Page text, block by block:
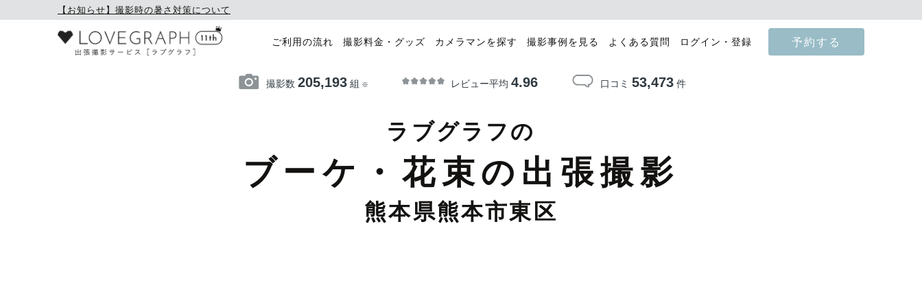
【お知らせ】撮影時の暑さ対策について
ご利用の流れ 撮影料金・グッズ カメラマンを探す 撮影事例を見る よくある質問 ログイン・登録 予約する
撮影数 205,193組 ※ レビュー平均 4.96 口コミ 53,473件
ラブグラフの
ブーケ・花束の出張撮影
熊本県熊本市東区